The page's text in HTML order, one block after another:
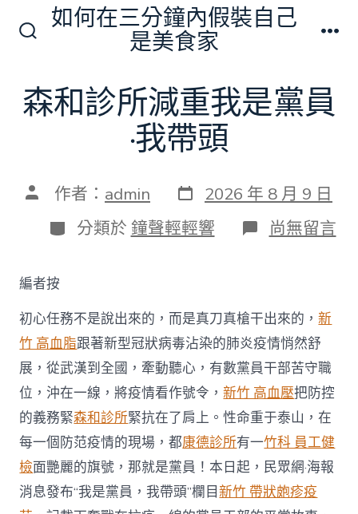
切
換
開
如何在三分鐘內假裝自己
是美食家
森和診所減重我是黨員
·我帶頭
文 作者： admin 發
表
日
期
2026 年 8 月 9 日
分
類
分類於 鐘聲輕輕響 在
〈森
減
重
我
是
黨
員
·
我
帶
頭〉
中
尚無留言
編者按
初心任務不是說出來的，而是真刀真槍干出來的，新
竹 高血脂跟著新型冠狀病毒沾染的肺炎疫情悄然舒
展，從武漢到全國，牽動聽心，有數黨員干部苦守職
位，沖在一線，將疫情看作號令，新竹 高血壓把防控
的義務緊森和診所緊抗在了肩上。性命重于泰山，在
每一個防范疫情的現場，都康德診所有一竹科 員工健
檢面艷麗的旗號，那就是黨員！本日起，民眾網·海報
消息發布“我是黨員，我帶頭”欄目新竹 帶狀皰疹疫